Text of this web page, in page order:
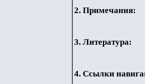
2. Примечания:
3. Литература:
4. Ссылки